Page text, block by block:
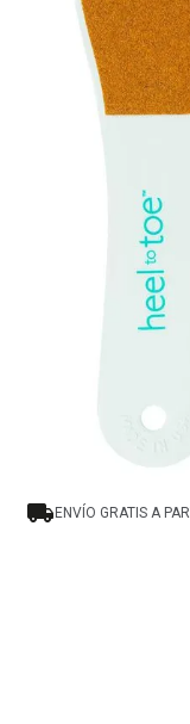
ENVÍO GRATIS A
8. tocobo
. tinte
. centella